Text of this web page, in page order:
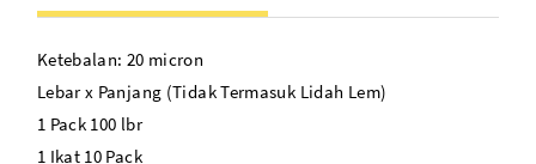
Ketebalan: 20 micron
Lebar x Panjang (Tidak Termasuk Lidah Lem)
1 Pack 100 lbr
1 Ikat 10 Pack